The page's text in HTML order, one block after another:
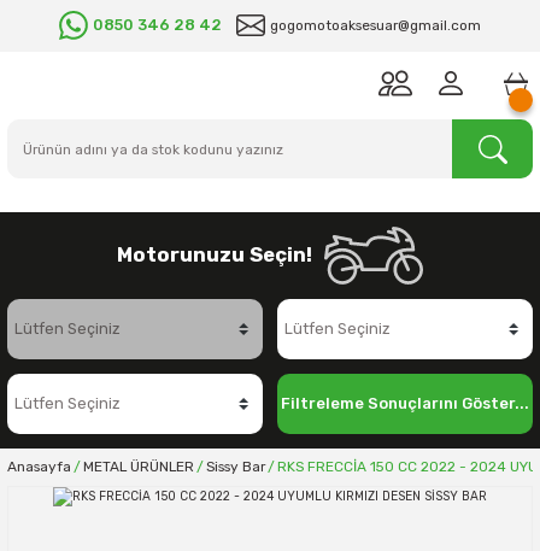
0850 346 28 42 gogomotoaksesuar@gmail.com
Motorunuzu Seçin!
Filtreleme Sonuçlarını Göster...
Anasayfa METAL ÜRÜNLER Sissy Bar RKS FRECCİA 150 CC 2022 - 2024